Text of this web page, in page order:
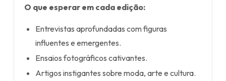
O que esperar em cada edição:
Entrevistas aprofundadas com figuras
influentes e emergentes.
Ensaios fotográficos cativantes.
Artigos instigantes sobre moda, arte e cultura.